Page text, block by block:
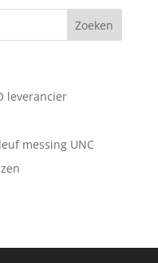
leverancier
messing UNC